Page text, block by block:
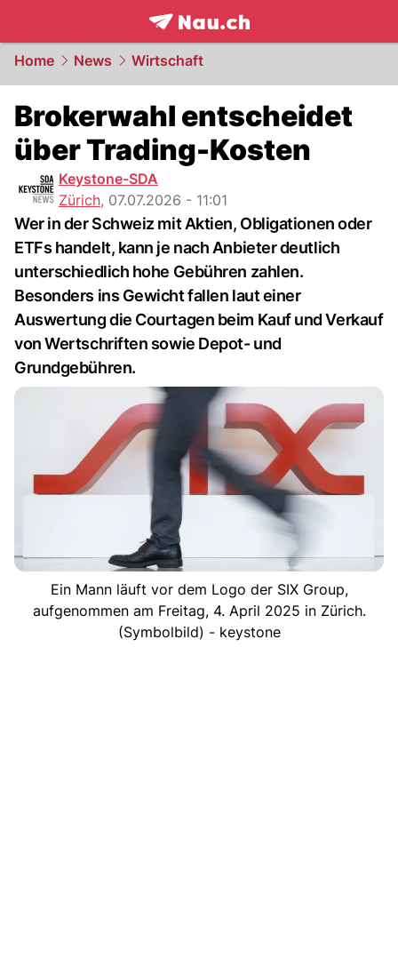
frontpage.NAU.ch
Home News Wirtschaft
Brokerwahl entscheidet
über Trading-Kosten
Keystone-SDA
Zürich, 07.07.2026 - 11:01
Wer in der Schweiz mit Aktien, Obligationen oder
ETFs handelt, kann je nach Anbieter deutlich
unterschiedlich hohe Gebühren zahlen.
Besonders ins Gewicht fallen laut einer
Auswertung die Courtagen beim Kauf und Verkauf
von Wertschriften sowie Depot- und
Grundgebühren.
Ein Mann läuft vor dem Logo der SIX Group,
aufgenommen am Freitag, 4. April 2025 in Zürich.
(Symbolbild) - keystone